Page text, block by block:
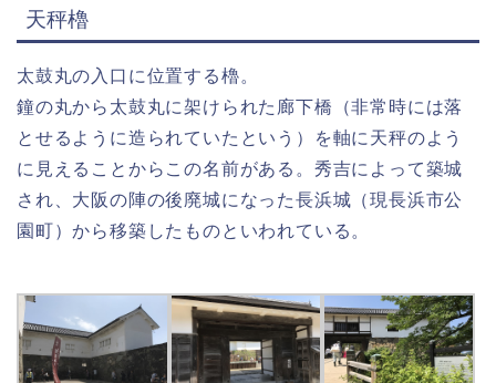
天秤櫓
太鼓丸の入口に位置する櫓。
鐘の丸から太鼓丸に架けられた廊下橋（非常時には落
とせるように造られていたという）を軸に天秤のよう
に見えることからこの名前がある。秀吉によって築城
され、大阪の陣の後廃城になった長浜城（現長浜市公
園町）から移築したものといわれている。